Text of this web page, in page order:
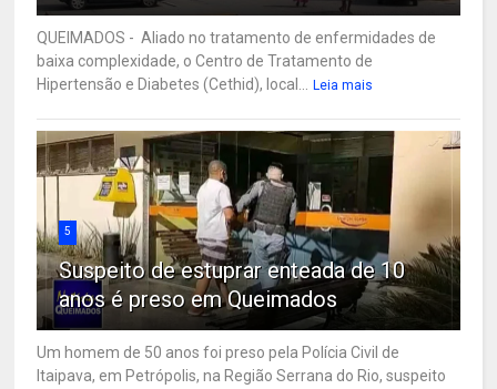
QUEIMADOS - Aliado no tratamento de enfermidades de
baixa complexidade, o Centro de Tratamento de
Hipertensão e Diabetes (Cethid), local... Leia mais
5
Suspeito de estuprar enteada de 10
anos é preso em Queimados
Um homem de 50 anos foi preso pela Polícia Civil de
Itaipava, em Petrópolis, na Região Serrana do Rio, suspeito